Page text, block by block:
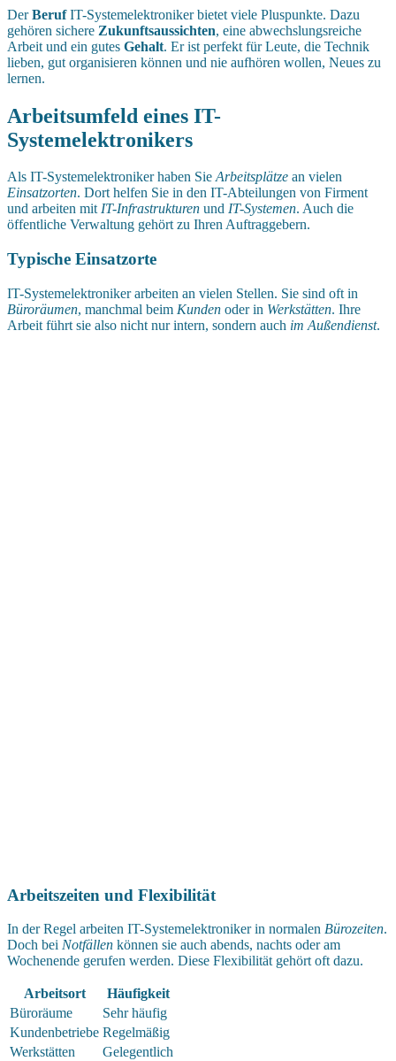
DerBerufIT-Systemelektroniker bietet viele Pluspunkte. Dazu
gehören sichere Zukunftsaussichten, eine abwechslungsreiche
Arbeit und ein gutes Gehalt. Er ist perfekt für Leute, die Technik
lieben, gut organisieren können und nie aufhören wollen, Neues zu
lernen.
Arbeitsumfeld eines IT-
Systemelektronikers
Als IT-Systemelektroniker haben SieArbeitsplätze an vielen
Einsatzorten. Dort helfen Sie in den IT-Abteilungen von Firment
und arbeiten mitIT-Infrastrukturen und IT-Systemen. Auch die
öffentliche Verwaltung gehört zu Ihren Auftraggebern.
Typische Einsatzorte
IT-Systemelektroniker arbeiten an vielen Stellen. Sie sind oft in
Büroräumen, manchmal beim Kunden oder in Werkstätten. Ihre
Arbeit führt sie also nicht nur intern, sondern auch im Außendienst.
Arbeitszeiten und Flexibilität
In der Regel arbeiten IT-Systemelektroniker in normalen Bürozeiten.
Doch bei Notfällen können sie auch abends, nachts oder am
Wochenende gerufen werden. Diese Flexibilität gehört oft dazu.
Arbeitsort
Häufigkeit
Büroräume
Sehr häufig
Kundenbetriebe Regelmäßig
Werkstätten
Gelegentlich